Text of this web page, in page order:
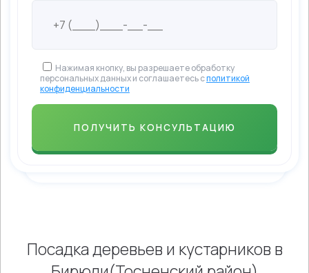
Нажимая кнопку, вы разрешаете обработку
персональных данных и соглашаетесь сполитикой
конфиденциальности
Посадка деревьев и кустарников в